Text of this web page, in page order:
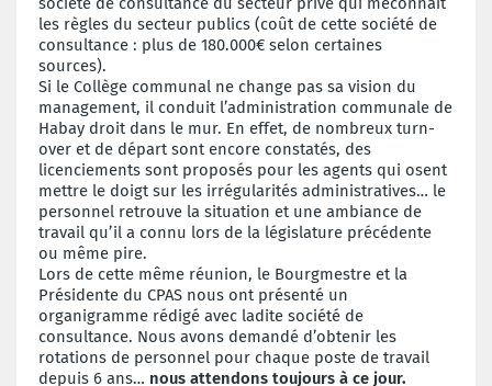
les règles du secteur publics (coût de cette société de
consultance : plus de 180.000€ selon certaines
sources).
Si le Collège communal ne change pas sa vision du
management, il conduit l’administration communale de
Habay droit dans le mur. En effet, de nombreux turn-
over et de départ sont encore constatés, des
licenciements sont proposés pour les agents qui osent
mettre le doigt sur les irrégularités administratives… le
personnel retrouve la situation et une ambiance de
travail qu’il a connu lors de la législature précédente
ou même pire.
Lors de cette même réunion, le Bourgmestre et la
Présidente du CPAS nous ont présenté un
organigramme rédigé avec ladite société de
consultance. Nous avons demandé d’obtenir les
rotations de personnel pour chaque poste de travail
depuis 6 ans… nous attendons toujours à ce jour.